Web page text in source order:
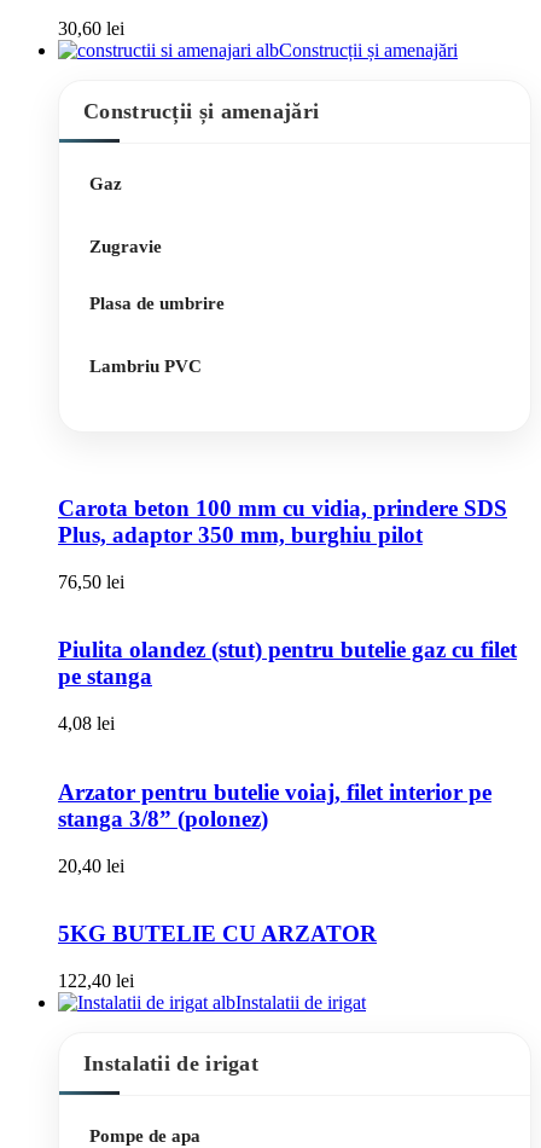
30,60 lei
Construcții și amenajări
Construcții și amenajări
Gaz
Zugravie
Plasa de umbrire
Lambriu PVC
Carota beton 100 mm cu vidia, prindere SDS
Plus, adaptor 350 mm, burghiu pilot
76,50 lei
Piulita olandez (stut) pentru butelie gaz cu filet
pe stanga
4,08 lei
Arzator pentru butelie voiaj, filet interior pe
stanga 3/8” (polonez)
20,40 lei
5KG BUTELIE CU ARZATOR
122,40 lei
Instalatii de irigat
Instalatii de irigat
Pompe de apa